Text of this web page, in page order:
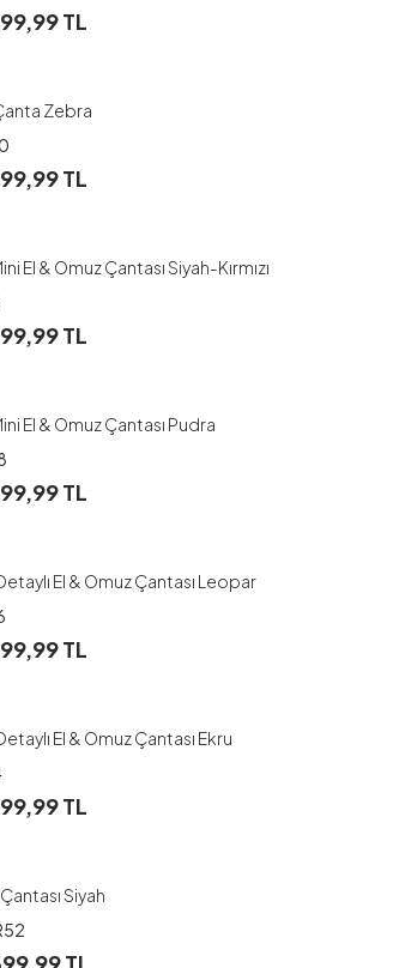
TL
Zebra
TL
El & Omuz Çantası Siyah-Kırmızı
TL
El & Omuz Çantası Pudra
TL
El & Omuz Çantası Leopar
TL
El & Omuz Çantası Ekru
TL
Siyah
TL